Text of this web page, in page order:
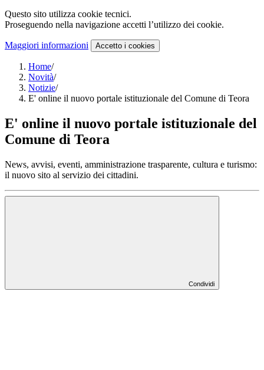
Questo sito utilizza cookie tecnici.
Proseguendo nella navigazione accetti l’utilizzo dei cookie.
Maggiori informazioni Accetto i cookies
Home/
Novità/
Notizie/
E' online il nuovo portale istituzionale del Comune di Teora
E' online il nuovo portale istituzionale del
Comune di Teora
News, avvisi, eventi, amministrazione trasparente, cultura e turismo:
il nuovo sito al servizio dei cittadini.
Condividi